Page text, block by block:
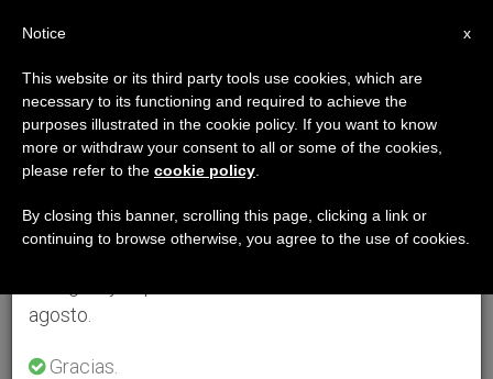
×
Aviso importante
Del 27 de julio al 7 de agosto haremos la pausa
anual, aprovechando que en el periodo de verano
se generan menos informaciones y también el
agosto.
Gracias.
x
Notice
This website or its third party tools use cookies, which are
necessary to its functioning and required to achieve the
purposes illustrated in the cookie policy. If you want to know
more or withdraw your consent to all or some of the cookies,
please refer to the cookie policy
By closing this banner, scrolling this page, clicking a link or
continuing to browse otherwise, you agree to the use of cookies.